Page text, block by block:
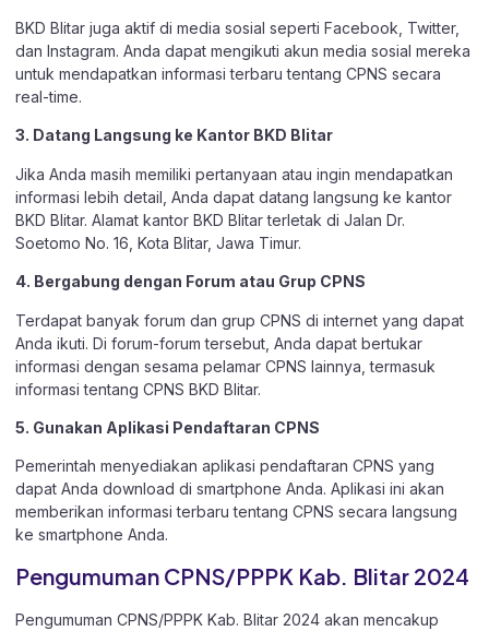
BKD Blitar juga aktif di media sosial seperti Facebook, Twitter,
dan Instagram. Anda dapat mengikuti akun media sosial mereka
untuk mendapatkan informasi terbaru tentang CPNS secara
real-time.
3. Datang Langsung ke Kantor BKD Blitar
Jika Anda masih memiliki pertanyaan atau ingin mendapatkan
informasi lebih detail, Anda dapat datang langsung ke kantor
BKD Blitar. Alamat kantor BKD Blitar terletak di Jalan Dr.
Soetomo No. 16, Kota Blitar, Jawa Timur.
4. Bergabung dengan Forum atau Grup CPNS
Terdapat banyak forum dan grup CPNS di internet yang dapat
Anda ikuti. Di forum-forum tersebut, Anda dapat bertukar
informasi dengan sesama pelamar CPNS lainnya, termasuk
informasi tentang CPNS BKD Blitar.
5. Gunakan Aplikasi Pendaftaran CPNS
Pemerintah menyediakan aplikasi pendaftaran CPNS yang
dapat Anda download di smartphone Anda. Aplikasi ini akan
memberikan informasi terbaru tentang CPNS secara langsung
ke smartphone Anda.
Pengumuman CPNS/PPPK Kab. Blitar 2024
Pengumuman CPNS/PPPK Kab. Blitar 2024 akan mencakup